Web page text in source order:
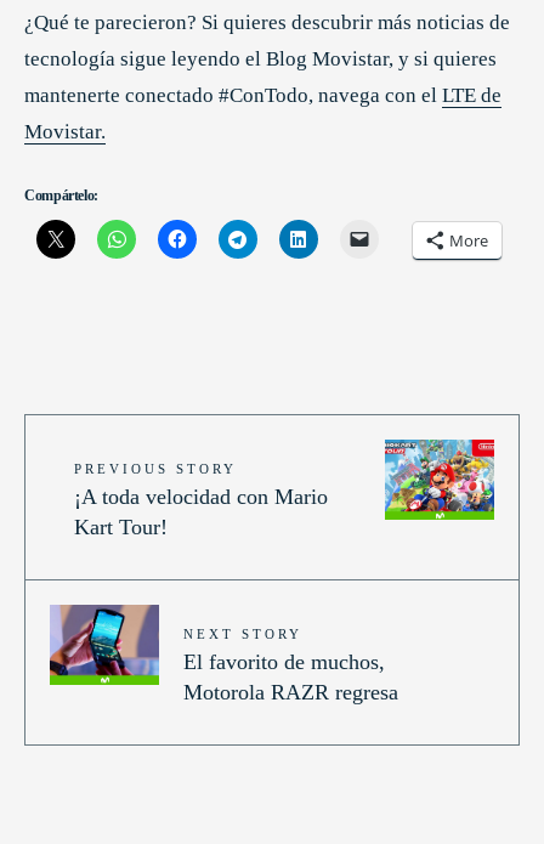
¿Qué te parecieron? Si quieres descubrir más noticias de
tecnología sigue leyendo el Blog Movistar, y si quieres
mantenerte conectado #ConTodo, navega con el LTE de
Movistar.
Compártelo:
More
PREVIOUS STORY
¡A toda velocidad con Mario
Kart Tour!
NEXT STORY
El favorito de muchos,
Motorola RAZR regresa